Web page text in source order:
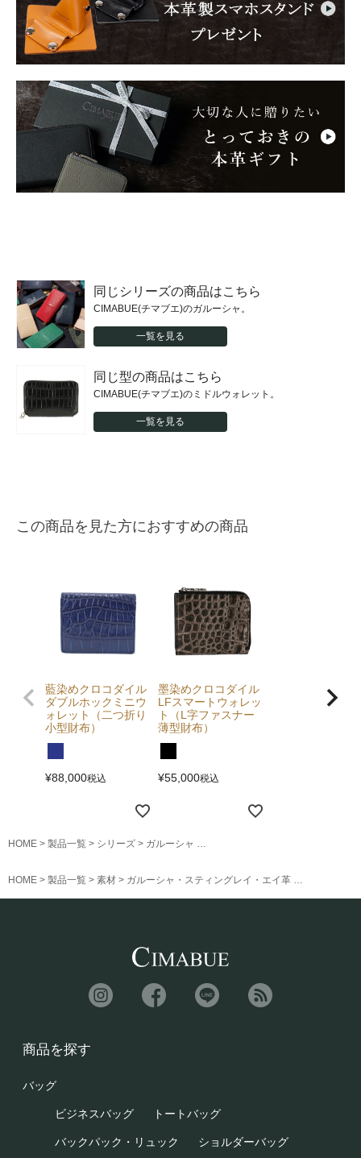
同じシリーズの商品はこちら
CIMABUE(チマブエ)のガルーシャ。
一覧を見る
同じ型の商品はこちら
CIMABUE(チマブエ)のミドルウォレット。
一覧を見る
この商品を見た方におすすめの商品
藍染めクロコダイル
ダブルホックミニウ
ォレット（二つ折り
小型財布）
¥88,000税込
墨染めクロコダイル
LFスマートウォレッ
ト（L字ファスナー
薄型財布）
¥55,000税込
HOME 製品一覧 シリーズ ガルーシャ ガルーシャ手帳型ミドルウォレッ
HOME 製品一覧 素材 ガルーシャ・スティングレイ・エイ革 ガルーシャ
商品を探す
バッグ
ビジネスバッグ トートバッグ
バックパック・リュック ショルダーバッグ